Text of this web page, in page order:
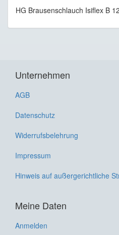
HG Brausenschlauch Isiflex B
Unternehmen
AGB
Datenschutz
Widerrufsbelehrung
Impressum
Hinweis auf außergerichtliche
Meine Daten
Anmelden